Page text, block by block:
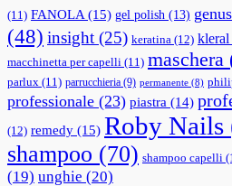
(11) FANOLA (15) gel polish (13) genus
(48) insight (25) keratina (12) kleral
macchinetta per capelli (11) maschera
parlux (11) parrucchieria (9) permanente (8)
professionale (23) piastra (14)
(12) remedy (15) Roby Nails
shampoo (70) shampoo capelli
(19) unghie (20)